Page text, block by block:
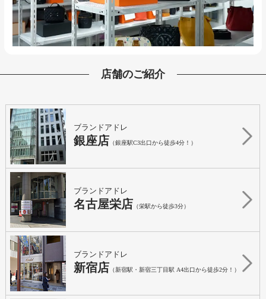
店舗のご紹介
ブランドアドレ
銀座店 （銀座駅C3出口から徒歩4分！）
ブランドアドレ
名古屋栄店 （栄駅から徒歩3分）
ブランドアドレ
新宿店 （新宿駅・新宿三丁目駅 A4出口から徒歩2分！）